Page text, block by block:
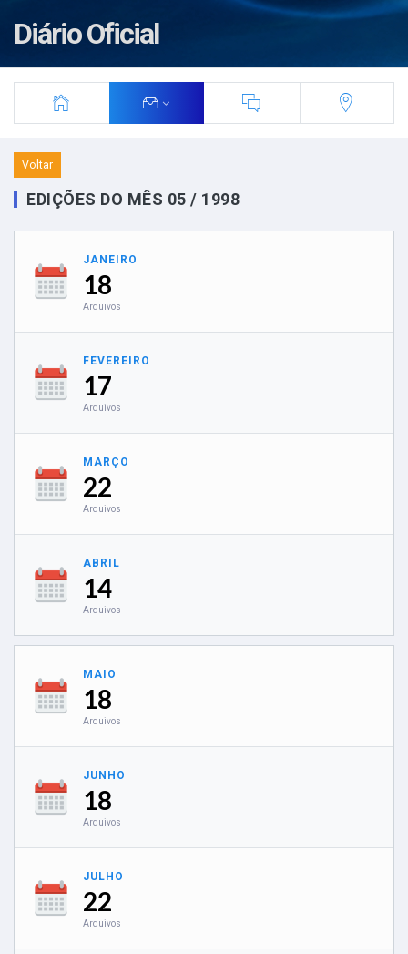
Diário Oficial
Voltar
EDIÇÕES DO MÊS 05 / 1998
JANEIRO
18
Arquivos
FEVEREIRO
17
Arquivos
MARÇO
22
Arquivos
ABRIL
14
Arquivos
MAIO
18
Arquivos
JUNHO
18
Arquivos
JULHO
22
Arquivos